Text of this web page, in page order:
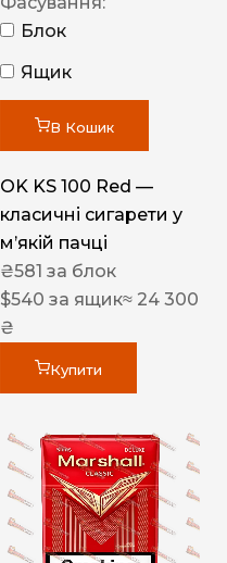
Блок
Ящик
В Кошик
OK KS 100 Red —
класичні сигарети у
м’якій пачці
₴581 за блок
$540 за ящик≈ 24 300
₴
Купити